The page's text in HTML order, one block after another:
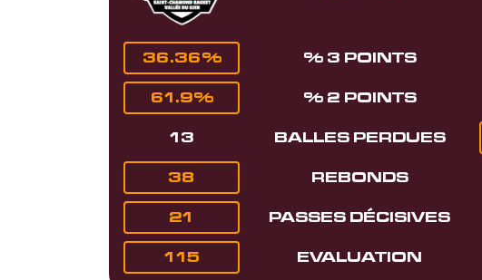
36.36% % 3 POINTS
61.9% % 2 POINTS
13 BALLES PERDUES
38 REBONDS
21 PASSES DÉCISIVES
115 EVALUATION